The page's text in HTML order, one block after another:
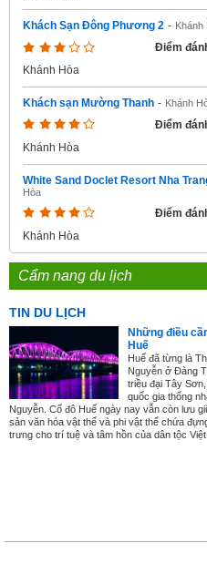
Khách Sạn Đông Phương 2 - Khánh
Điểm
Khánh Hòa
Khách sạn Mường Thanh - Khánh
Điểm
Khánh Hòa
White Sand Doclet Resort Nha
Hòa
Điểm
Khánh Hòa
Cẩm nang du lịch
TIN DU LỊCH
Những điều
Huế
Huế đã từng là
Nguyễn ở Đàng
triều đại Tây
quốc gia thống
Nguyễn. Cố đô Huế ngày nay vẫn còn lưu
sản văn hóa vật thể và phi vật thể chứa
trưng cho trí tuệ và tâm hồn của dân tộc Việt